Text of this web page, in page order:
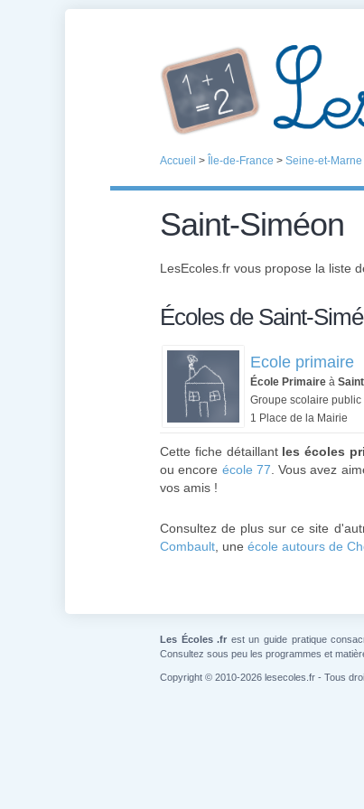
Accueil > Île-de-France > Seine-et-Marne
Saint-Siméon
LesEcoles.fr vous propose la liste
Écoles de Saint-
Ecole primaire
École Primaire à
Groupe scolaire public
1 Place de la Mairie
Cette fiche détaillant les écoles
ou encore école 77 . Vous avez
vos amis !
Consultez de plus sur ce site
Combault , une école autours de
Les Écoles .fr est un guide pratique
Consultez sous peu les programmes et
Copyright © 2010-2026 lesecoles.fr - Tous